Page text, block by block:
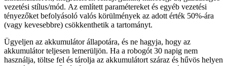
vezetési stílus/mód. Az említett paramétereket és egyéb vezetési
tényezőket befolyásoló valós körülmények az adott érték 50%-ára
(vagy kevesebbre) csökkenthetik a tartományt.
Ügyeljen az akkumulátor állapotára, és ne hagyja, hogy az
akkumulátor teljesen lemerüljön. Ha a robogót 30 napig nem
használja, töltse fel és tárolja az akkumulátort száraz és hűvös helyen